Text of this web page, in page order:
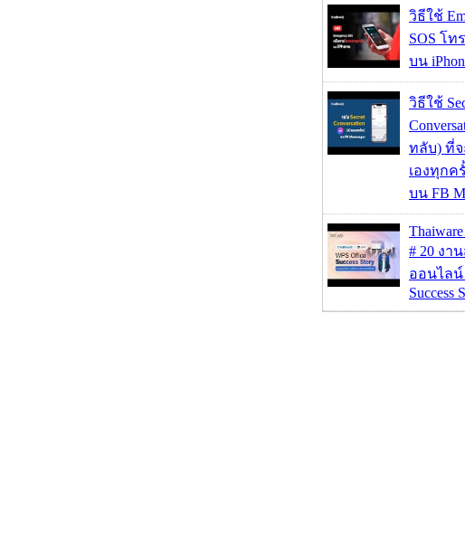
วิธีใช้
SOS โ
บน
วิธีใช้
ทลับ) ที่
เองทุกค
บน FB
# 20 งา
ออนไลน์
Success